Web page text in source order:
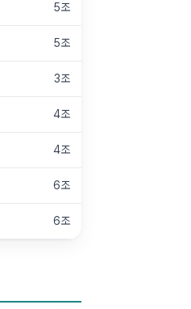
5조
5조
3조
4조
4조
6조
6조